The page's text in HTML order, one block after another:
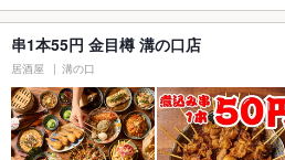
串1本55円 金目樽 溝の口店
居酒屋 溝の口